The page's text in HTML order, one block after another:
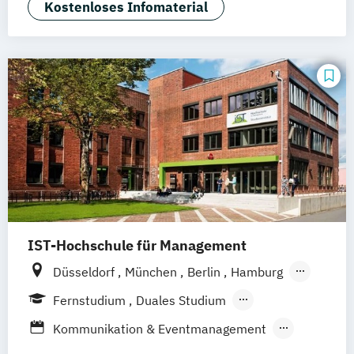
Kommunikationsdesign
Mediendesign UX-Design
Kostenloses Infomaterial
IST-Hochschule für Management
Düsseldorf München Berlin
Hamburg
Weil am Rhein
Frankfurt am Main
Fernstudium
Duales Studium
Fernlehrgang
Kommunikation & Eventmanagement